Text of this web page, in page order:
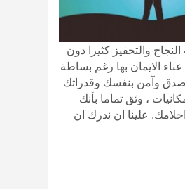
والتحفيز كثيرا دون
الايمان بها رغم بساطة
وآمن بنفسك وقدراتك
، وثق تماما بأنك
علينا ان ندرك ان